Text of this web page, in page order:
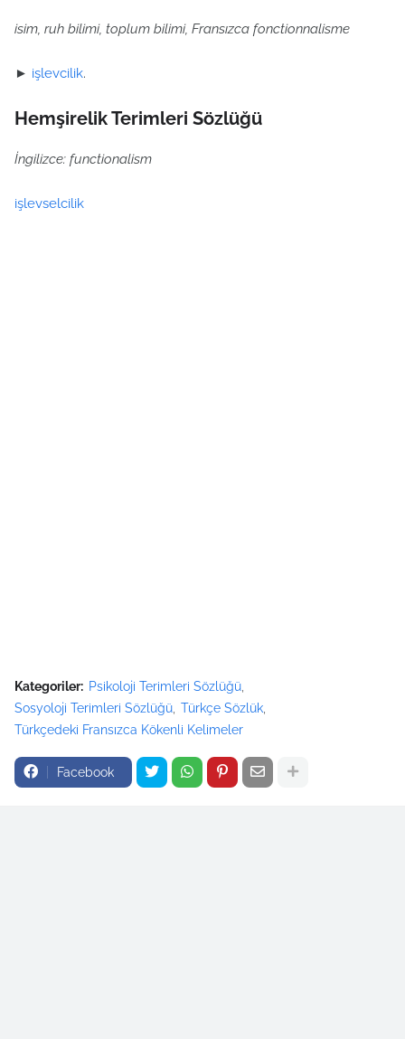
isim, ruh bilimi, toplum bilimi, Fransızca fonctionnalisme
► işlevcilik.
Hemşirelik Terimleri Sözlüğü
İngilizce: functionalism
işlevselcilik
Kategoriler: Psikoloji Terimleri Sözlüğü
Sosyoloji Terimleri Sözlüğü Türkçe Sözlük
Türkçedeki Fransızca Kökenli Kelimeler
Facebook